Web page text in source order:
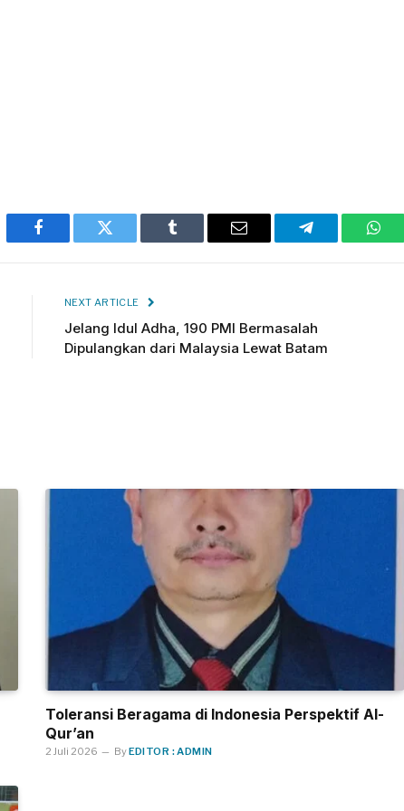
Facebook Twitter Tumblr Email Telegram
NEXT ARTICLE
Jelang Idul Adha, 190 PMI Bermasalah
Dipulangkan dari Malaysia Lewat Batam
Toleransi Beragama di Indonesia Perspektif Al-
Qur’an
2 Juli 2026 ByEDITOR : ADMIN